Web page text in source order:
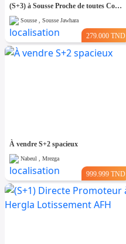
(S+3) à Sousse Proche de toutes Commodités
Sousse , Sousse Jawhara
279.000 TND
À vendre S+2 spacieux
Nabeul , Mrezga
999.999 TND